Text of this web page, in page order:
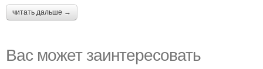
читать дальше →
Вас может заинтересовать